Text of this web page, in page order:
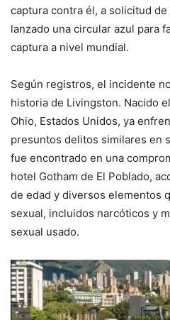
captura contra él, a solicitud
lanzado una circular azul para
captura a nivel mundial.
Según registros, el incidente
historia de Livingston. Nacido
Ohio, Estados Unidos, ya
presuntos delitos similares en
fue encontrado en una
hotel Gotham de El Poblado,
de edad y diversos elementos
sexual, incluidos narcóticos y
sexual usado.